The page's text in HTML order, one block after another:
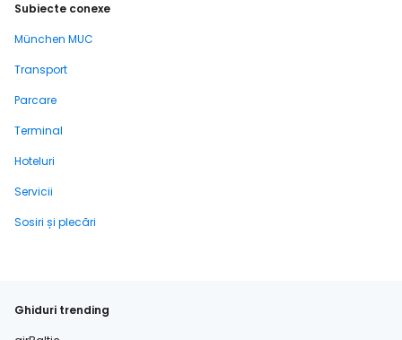
Subiecte conexe
München MUC
Transport
Parcare
Terminal
Hoteluri
Servicii
Sosiri și plecări
Ghiduri trending